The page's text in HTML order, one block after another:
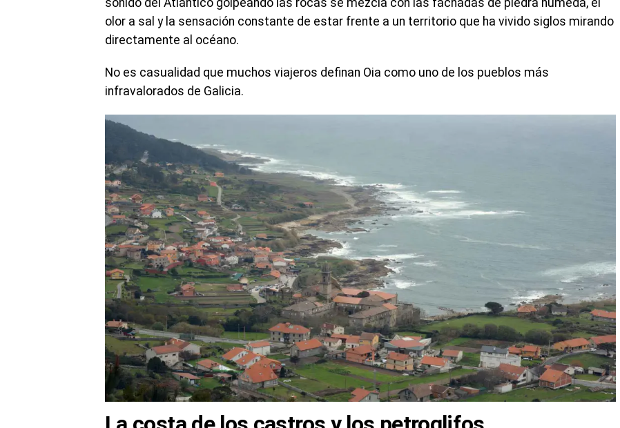
sonido del Atlántico golpeando las rocas se mezcla con las fachadas de piedra húmeda, el
olor a sal y la sensación constante de estar frente a un territorio que ha vivido siglos mirando
directamente al océano.
No es casualidad que muchos viajeros definan Oia como uno de los pueblos más
infravalorados de Galicia.